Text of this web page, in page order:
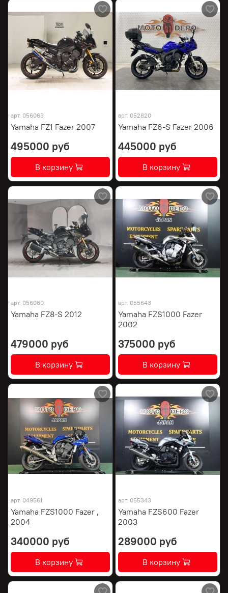
арт. 056063
Yamaha FZ1 Fazer 2007
495000 руб
В корзину
арт. 052820
Yamaha FZ6-S Fazer 2006
445000 руб
В корзину
арт. 056060
Yamaha FZ8-S 2012
479000 руб
В корзину
арт. 055643
Yamaha FZS1000 Fazer
2002
375000 руб
В корзину
арт. 049561
Yamaha FZS1000 Fazer ,
2004
340000 руб
В корзину
арт. 055343
Yamaha FZS600 Fazer
2003
289000 руб
В корзину